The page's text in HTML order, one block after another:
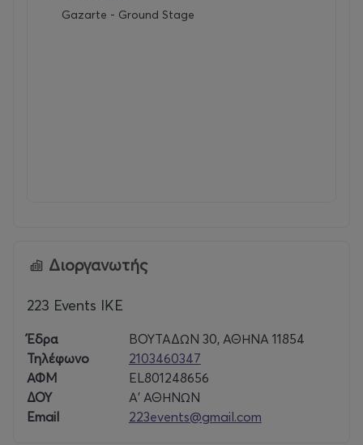
Gazarte - Ground Stage
Διοργανωτής
223 Events ΙΚΕ
Έδρα
ΒΟΥΤΑΔΩΝ 30, ΑΘΗΝΑ 11854
Τηλέφωνο
2103460347
ΑΦΜ
EL801248656
ΔΟΥ
Α' ΑΘΗΝΩΝ
Email
223events@gmail.com